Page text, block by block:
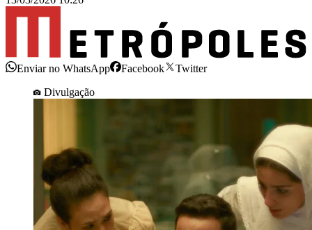
Enviar no WhatsApp Facebook
Twitter
Divulgação